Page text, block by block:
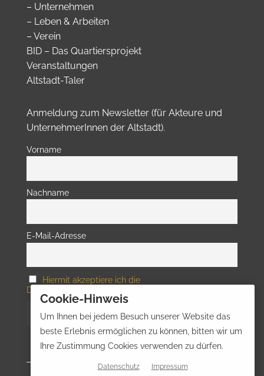
– Unternehmen
– Leben & Arbeiten
– Verein
BID – Das Quartiersprojekt
Veranstaltungen
Altstadt-Taler
Anmeldung zum Newsletter (für Akteure und
UnternehmerInnen der Altstadt).
Vorname
Nachname
E-Mail-Adresse
Hiermit akzeptiere ich die
Datenschutzbestimmungen
Cookie-Hinweis
Um Ihnen bei jedem Besuch unserer Website das
beste Erlebnis ermöglichen zu können, bitten wir um
Ihre Zustimmung Cookies verwenden zu dürfen.
Datenschutz Impressum